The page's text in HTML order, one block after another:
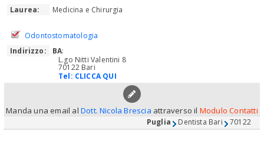
Laurea: Medicina e Chirurgia
Odontostomatologia
Indirizzo:
BA:
L.go Nitti Valentini 8
70122 Bari
Tel: CLICCA QUI
Manda una email al Dott. Nicola Brescia attraverso il Modulo Contatti
Puglia Dentista Bari 70122